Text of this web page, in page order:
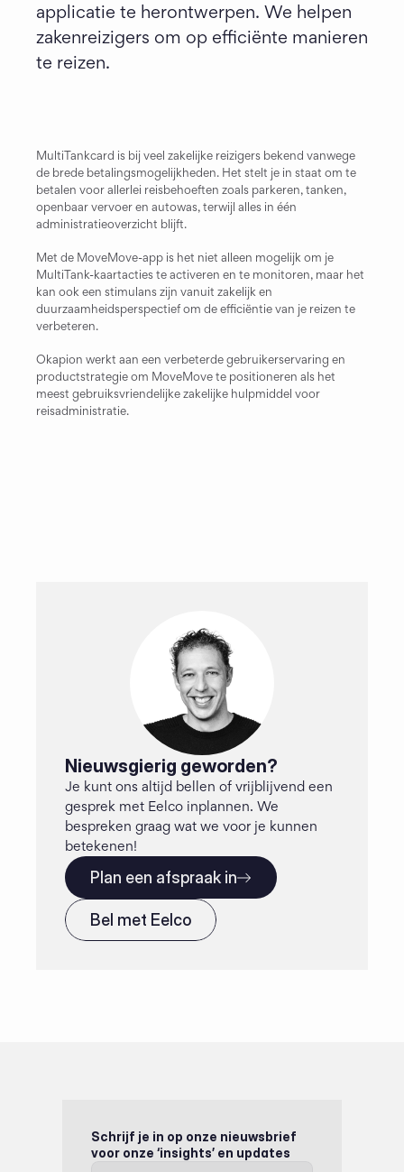
applicatie te herontwerpen. We helpen
zakenreizigers om op efficiënte manieren
te reizen.
MultiTankcard is bij veel zakelijke reizigers bekend vanwege
de brede betalingsmogelijkheden. Het stelt je in staat om te
betalen voor allerlei reisbehoeften zoals parkeren, tanken,
openbaar vervoer en autowas, terwijl alles in één
administratieoverzicht blijft.
Met de MoveMove-app is het niet alleen mogelijk om je
MultiTank-kaartacties te activeren en te monitoren, maar het
kan ook een stimulans zijn vanuit zakelijk en
duurzaamheidsperspectief om de efficiëntie van je reizen te
verbeteren.
Okapion werkt aan een verbeterde gebruikerservaring en
productstrategie om MoveMove te positioneren als het
meest gebruiksvriendelijke zakelijke hulpmiddel voor
reisadministratie.
Nieuwsgierig geworden?
Je kunt ons altijd bellen of vrijblijvend een
gesprek met Eelco inplannen. We
bespreken graag wat we voor je kunnen
betekenen!
Plan een afspraak in
Bel met Eelco
Schrijf je in op onze nieuwsbrief
voor onze ‘insights’ en updates